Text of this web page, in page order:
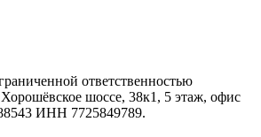
ответственностью
шоссе, 38к1, 5 этаж, офис
ИНН 7725849789.